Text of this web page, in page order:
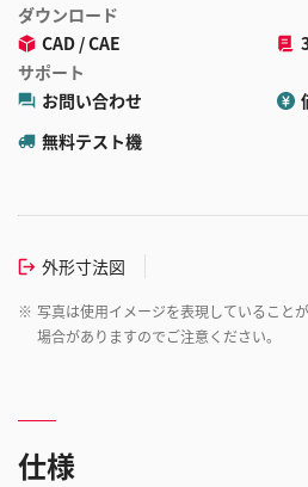
ダウンロード
CAD / CAE
サポート
お問い合わせ
無料テスト機
外形寸法図
※ 写真は使用イメージを表現していること
場合がありますのでご注意ください。
仕様